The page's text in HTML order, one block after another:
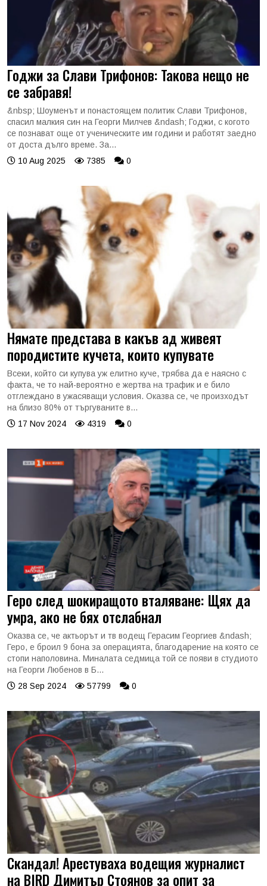
Годжи за Слави Трифонов: Такова нещо не
се забравя!
&nbsp; Шоуменът и понастоящем политик Слави Трифонов,
спасил малкия син на Георги Милчев &ndash; Годжи, с когото
се познават още от ученическите им години и работят заедно
от доста дълго време. За...
10 Aug 2025
7385 0
Нямате представа в какъв ад живеят
породистите кучета, които купувате
Всеки, който си купува уж елитно куче, трябва да е наясно с
факта, че то най-вероятно е жертва на трафик и е било
отглеждано в ужасяващи условия. Оказва се, че произходът
на близо 80% от търгуваните в...
17 Nov 2024
4319 0
Геро след шокиращото вталяване: Щях да
умра, ако не бях отслабнал
Оказва се, че актьорът и тв водещ Герасим Георгиев &ndash;
Геро, е броил 9 бона за операцията, благодарение на която се
стопи наполовина. Миналата седмица той се появи в студиото
на Георги Любенов в Б...
28 Sep 2024
57799 0
Скандал! Арестуваха водещия журналист
на BIRD Димитър Стоянов за опит за